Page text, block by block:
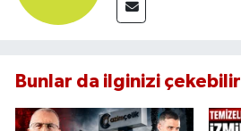
Bunlar da ilginizi çekebilir